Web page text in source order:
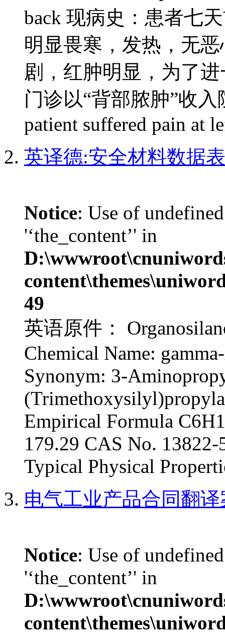
back 现病史：患者七
明显畏寒，发热，无
剧，红肿明显，为了
门诊以“背部脓肿”收入
patient suffered pain at
英译德:安全材料数据
Notice: Use of
'‘the_content’' in
49
英语原件：
Chemical Name:
Synonym: 3-
Empirical Formula
179.29 CAS No.
Typical Physical
电气工业产品合同翻
Notice: Use of
'‘the_content’' in